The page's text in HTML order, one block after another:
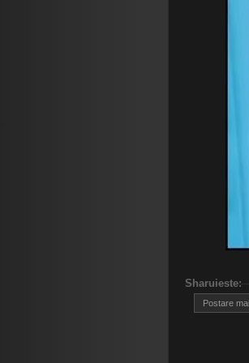
Sharuieste:
Postare